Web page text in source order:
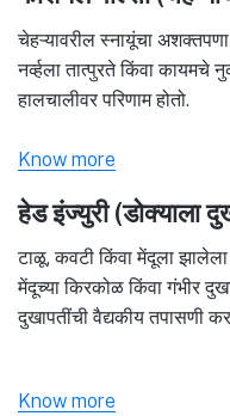
चेहऱ्यावरील स्नायूंचा
नर्व्हला तात्पुरते किंवा कायमचे
हालचालीवर परिणाम होतो.
Know more
हेड इंज्युरी (डोक्याला
टाळू, कवटी किंवा मेंदूला
मेंदूच्या किरकोळ किंवा गंभीर
दुखापतींची वैद्यकीय तपासणी
Know more